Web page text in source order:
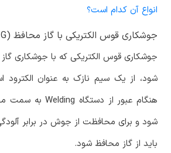
انواع آن کدام است؟
جوشکاری قوس الکتریکی با گاز محافظ (GTAW/MIG)
جوشکاری قوس الکتریکی که با جوشکاری
شود، از یک سیم نازک به عنوان الکترود
شود و برای محافظت از جوش در برابر
باید از گاز محافظ شود.